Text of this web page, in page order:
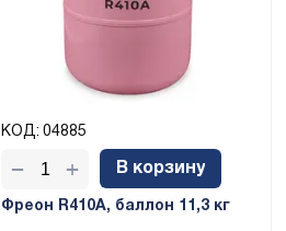
КОД: 04885
Фреон R410A, баллон 11,3 кг
В корзину
+
−